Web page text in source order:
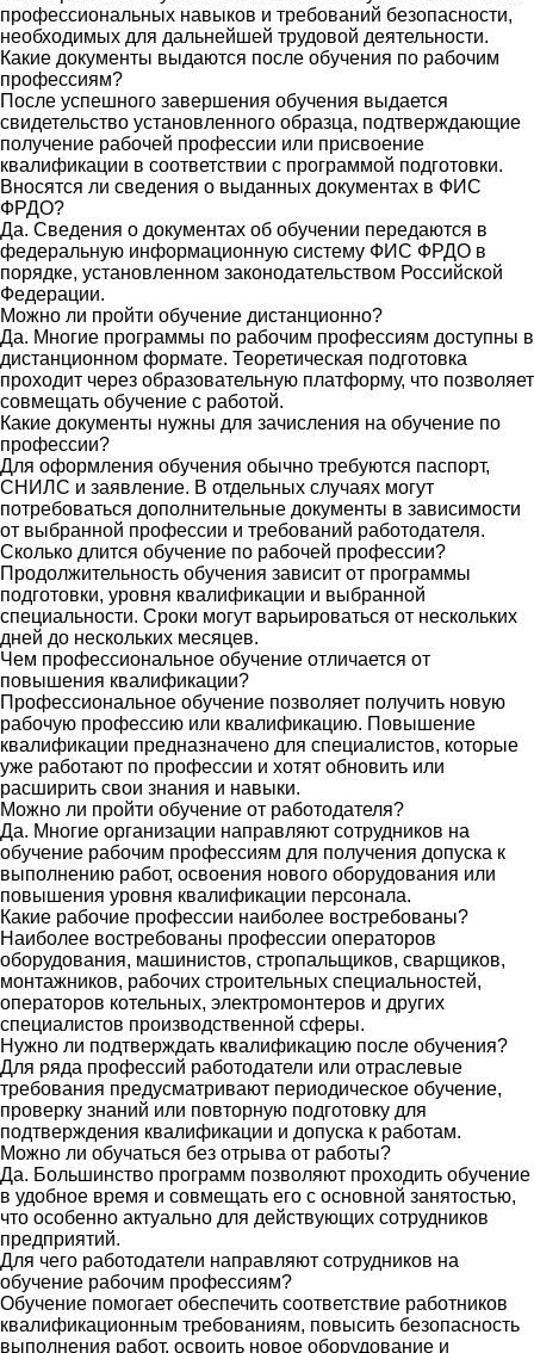
профессиональных навыков и требований безопасности,
необходимых для дальнейшей трудовой деятельности.
Какие документы выдаются после обучения по рабочим
профессиям?
После успешного завершения обучения выдается
свидетельство установленного образца, подтверждающие
получение рабочей профессии или присвоение
квалификации в соответствии с программой подготовки.
Вносятся ли сведения о выданных документах в ФИС
ФРДО?
Да. Сведения о документах об обучении передаются в
федеральную информационную систему ФИС ФРДО в
порядке, установленном законодательством Российской
Федерации.
Можно ли пройти обучение дистанционно?
Да. Многие программы по рабочим профессиям доступны в
дистанционном формате. Теоретическая подготовка
проходит через образовательную платформу, что позволяет
совмещать обучение с работой.
Какие документы нужны для зачисления на обучение по
профессии?
Для оформления обучения обычно требуются паспорт,
СНИЛС и заявление. В отдельных случаях могут
потребоваться дополнительные документы в зависимости
от выбранной профессии и требований работодателя.
Сколько длится обучение по рабочей профессии?
Продолжительность обучения зависит от программы
подготовки, уровня квалификации и выбранной
специальности. Сроки могут варьироваться от нескольких
дней до нескольких месяцев.
Чем профессиональное обучение отличается от
повышения квалификации?
Профессиональное обучение позволяет получить новую
рабочую профессию или квалификацию. Повышение
квалификации предназначено для специалистов, которые
уже работают по профессии и хотят обновить или
расширить свои знания и навыки.
Можно ли пройти обучение от работодателя?
Да. Многие организации направляют сотрудников на
обучение рабочим профессиям для получения допуска к
выполнению работ, освоения нового оборудования или
повышения уровня квалификации персонала.
Какие рабочие профессии наиболее востребованы?
Наиболее востребованы профессии операторов
оборудования, машинистов, стропальщиков, сварщиков,
монтажников, рабочих строительных специальностей,
операторов котельных, электромонтеров и других
специалистов производственной сферы.
Нужно ли подтверждать квалификацию после обучения?
Для ряда профессий работодатели или отраслевые
требования предусматривают периодическое обучение,
проверку знаний или повторную подготовку для
подтверждения квалификации и допуска к работам.
Можно ли обучаться без отрыва от работы?
Да. Большинство программ позволяют проходить обучение
в удобное время и совмещать его с основной занятостью,
что особенно актуально для действующих сотрудников
предприятий.
Для чего работодатели направляют сотрудников на
обучение рабочим профессиям?
Обучение помогает обеспечить соответствие работников
квалификационным требованиям, повысить безопасность
выполнения работ, освоить новое оборудование и